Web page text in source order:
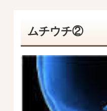
ムチウチ②